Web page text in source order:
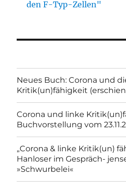
den F-Typ-Zellen"
Neues Buch: Corona und
Kritik(un)fähigkeit
Corona und linke
Buchvorstellung vom
„Corona & linke Kritik(un)
Hanloser im Gespräch-
»Schwurbelei«